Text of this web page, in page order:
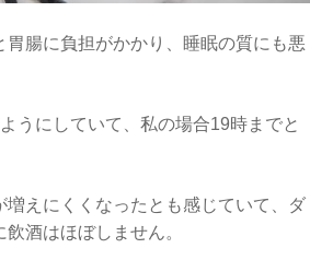
腸に負担がかかり、睡眠の質にも悪
うにしていて、私の場合19時までと
えにくくなったとも感じていて、ダ
酒はほぼしません。